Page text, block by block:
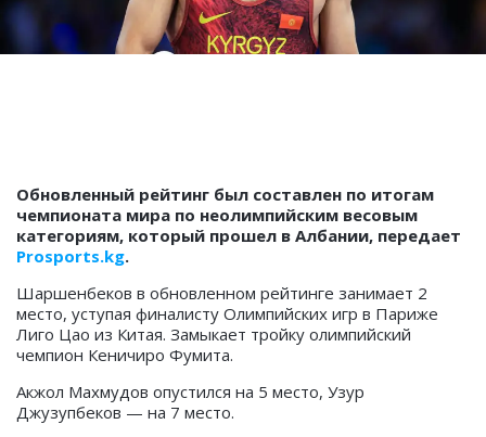
Обновленный рейтинг был составлен по итогам
чемпионата мира по неолимпийским весовым
категориям, который прошел в Албании, передает
Prosports.kg.
Шаршенбеков в обновленном рейтинге занимает 2
место, уступая финалисту Олимпийских игр в Париже
Лиго Цао из Китая. Замыкает тройку олимпийский
чемпион Кеничиро Фумита.
Акжол Махмудов опустился на 5 место, Узур
Джузупбеков — на 7 место.